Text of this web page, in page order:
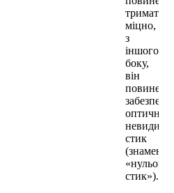
міцно,
з
іншого
боку,
він
повинен
оптично
стик
стик»).